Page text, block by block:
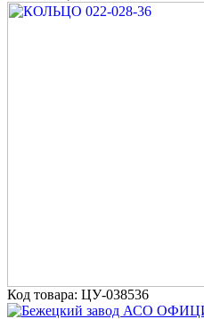
Код товара: ЦУ-038536